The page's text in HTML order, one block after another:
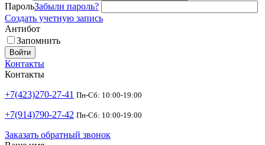
ПарольЗабыли пароль?
Создать учетную запись
Антибот
Запомнить
Войти
Контакты
Контакты
+7(423)270-27-41 Пн-Сб: 10:00-19:00
+7(914)790-27-42 Пн-Сб: 10:00-19:00
Заказать обратный звонок